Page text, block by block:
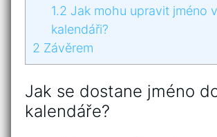
1.2 Jak mohu upravit jméno v
kalendáři?
2 Závěrem
Jak se dostane jméno
kalendáře?